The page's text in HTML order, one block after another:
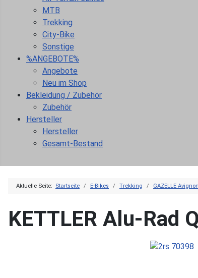
MTB
Trekking
City-Bike
Sonstige
%ANGEBOTE%
Angebote
Neu im Shop
Bekleidung / Zubehör
Zubehör
Hersteller
Hersteller
Gesamt-Bestand
Aktuelle Seite: Startseite E-Bikes Trekking GAZELLE
KETTLER Alu-Rad